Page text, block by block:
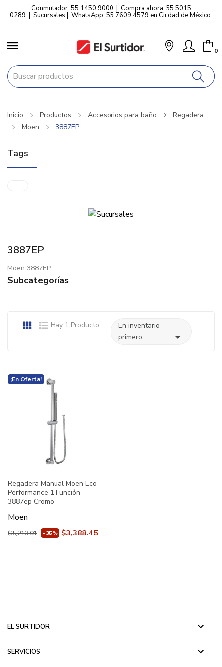
Conmutador: 55 1450 9000 | Compra ahora: 55 5015
0289 | Sucursales | WhatsApp: 55 7609 4579 en Ciudad de México
0
Inicio Productos Accesorios para baño
Regadera
Moen
3887EP
Tags
3887EP
Moen 3887EP
Subcategorías
Hay 1 Producto.
En inventario
primero

¡En Oferta!
Regadera Manual Moen Eco
Performance 1 Función
3887ep Cromo
Moen
$5,213.01 -35% $3,388.45
EL SURTIDOR keyboard_arrow_down
SERVICIOS keyboard_arrow_down